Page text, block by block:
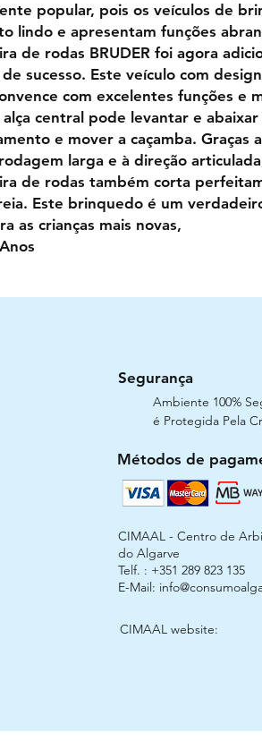
popular, pois os veículos de
lindo e apresentam funções
de rodas BRUDER foi agora
sucesso. Este veículo com
com excelentes funções e
alça central pode levantar e
e mover a caçamba. Graças
larga e à direção
de rodas também corta
Este brinquedo é um
as crianças mais novas,
Segurança
Ambiente 100%
é Protegida Pela
Métodos de
CIMAAL - Centro de
do Algarve
Telf. : +351 289 823 135
E-Mail:
CIMAAL website: